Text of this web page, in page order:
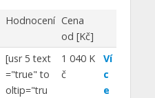
Hodnocení Cena
od [Kč]
[usr 5 text
="true" to
oltip="tru
1 040 K
č
Ví
c
e